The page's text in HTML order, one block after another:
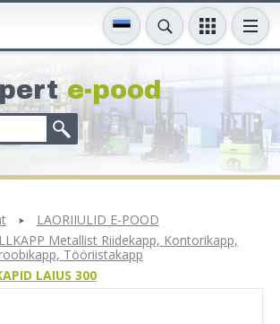
e-pood
LAORIIULID E-POOD
Metallist Riidekapp, Kontorikapp,
Tööriistakapp
LAIUS 300